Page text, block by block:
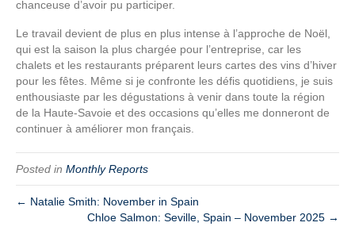
chanceuse d’avoir pu participer.
Le travail devient de plus en plus intense à l’approche de Noël,
qui est la saison la plus chargée pour l’entreprise, car les
chalets et les restaurants préparent leurs cartes des vins d’hiver
pour les fêtes. Même si je confronte les défis quotidiens, je suis
enthousiaste par les dégustations à venir dans toute la région
de la Haute-Savoie et des occasions qu’elles me donneront de
continuer à améliorer mon français.
Posted in Monthly Reports
← Natalie Smith: November in Spain
Chloe Salmon: Seville, Spain – November 2025 →